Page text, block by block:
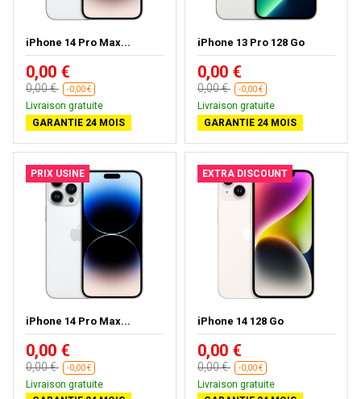
iPhone 14 Pro Max...
0,00 €
0,00 € -0,00 €
Livraison gratuite
GARANTIE 24 MOIS
iPhone 13 Pro 128 Go
0,00 €
0,00 € -0,00 €
Livraison gratuite
GARANTIE 24 MOIS
PRIX USINE
iPhone 14 Pro Max...
0,00 €
0,00 € -0,00 €
Livraison gratuite
EXTRA DISCOUNT
iPhone 14 128 Go
0,00 €
0,00 € -0,00 €
Livraison gratuite